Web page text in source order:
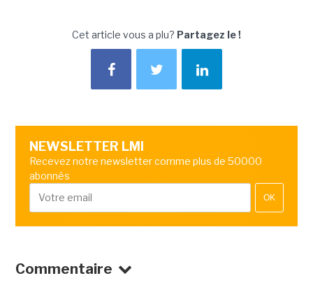
Cet article vous a plu? Partagez le !
NEWSLETTER LMI
Recevez notre newsletter comme plus de 50000
abonnés
OK
Commentaire